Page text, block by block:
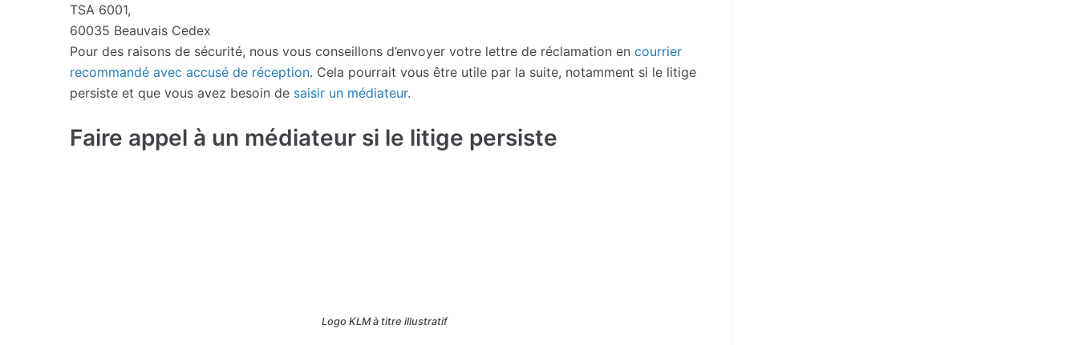
TSA 6001,
60035 Beauvais Cedex
Pour des raisons de sécurité, nous vous conseillons d’envoyer votre lettre de réclamation en courrier
recommandé avec accusé de réception. Cela pourrait vous être utile par la suite, notamment si le litige
persiste et que vous avez besoin de saisir un médiateur.
Faire appel à un médiateur si le litige persiste
Logo KLM à titre illustratif